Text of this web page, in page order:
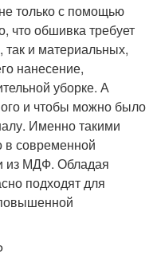
только с помощью
что обшивка требует
так и материальных,
нанесение,
уборке. А
и чтобы можно было
Именно такими
в современной
из МДФ. Обладая
подходят для